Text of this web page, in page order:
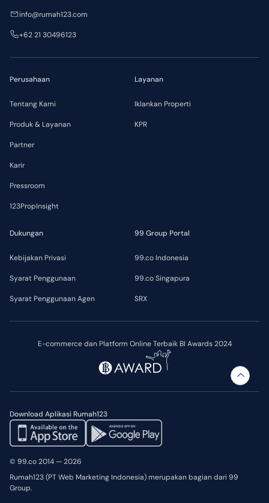
E-commerce dan Platform Online Terbaik BI Awards 2024
Download Aplikasi Rumah123
Perusahaan
Tentang Kami
Produk & Layanan
Partner
Karir
Pressroom
123PropInsight
Layanan
Iklankan Properti
KPR
Dukungan
Kebijakan Privasi
Syarat Penggunaan
Syarat Penggunaan Agen
99 Group Portal
99.co Indonesia
99.co Singapura
SRX
info@rumah123.com
+62 21 30496123
© 99.co 2014 — 2026
Rumah123 (PT Web Marketing Indonesia) merupakan bagian dari 99
Group.